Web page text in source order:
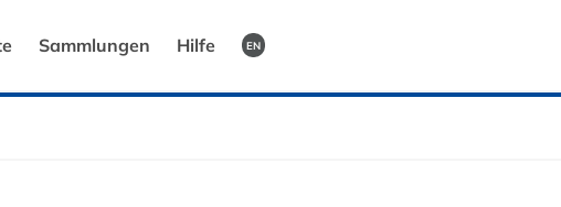
Sammlungen Hilfe EN